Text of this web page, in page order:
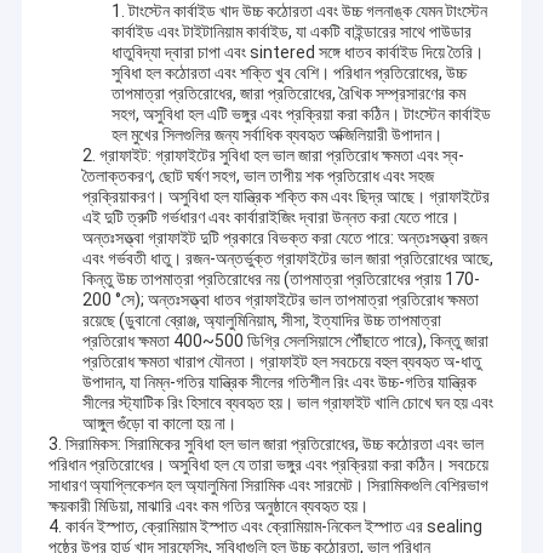
1. টাংস্টেন কার্বাইড খাদ উচ্চ কঠোরতা এবং উচ্চ গলনাঙ্ক যেমন টাংস্টেন
কার্বাইড এবং টাইটানিয়াম কার্বাইড, যা একটি বাইন্ডারের সাথে পাউডার
ধাতুবিদ্যা দ্বারা চাপা এবং sintered সঙ্গে ধাতব কার্বাইড দিয়ে তৈরি।
সুবিধা হল কঠোরতা এবং শক্তি খুব বেশি। পরিধান প্রতিরোধের, উচ্চ
তাপমাত্রা প্রতিরোধের, জারা প্রতিরোধের, রৈখিক সম্প্রসারণের কম
সহগ, অসুবিধা হল এটি ভঙ্গুর এবং প্রক্রিয়া করা কঠিন। টাংস্টেন কার্বাইড
হল মুখের সিলগুলির জন্য সর্বাধিক ব্যবহৃত অক্জিলিয়ারী উপাদান।
2. গ্রাফাইট: গ্রাফাইটের সুবিধা হল ভাল জারা প্রতিরোধ ক্ষমতা এবং স্ব-
তৈলাক্তকরণ, ছোট ঘর্ষণ সহগ, ভাল তাপীয় শক প্রতিরোধ এবং সহজ
প্রক্রিয়াকরণ। অসুবিধা হল যান্ত্রিক শক্তি কম এবং ছিদ্র আছে। গ্রাফাইটের
এই দুটি ত্রুটি গর্ভধারণ এবং কার্বারাইজিং দ্বারা উন্নত করা যেতে পারে।
অন্তঃসত্ত্বা গ্রাফাইট দুটি প্রকারে বিভক্ত করা যেতে পারে: অন্তঃসত্ত্বা রজন
এবং গর্ভবতী ধাতু। রজন-অন্তর্ভুক্ত গ্রাফাইটের ভাল জারা প্রতিরোধের আছে,
কিন্তু উচ্চ তাপমাত্রা প্রতিরোধের নয় (তাপমাত্রা প্রতিরোধের প্রায় 170-
200 °সে); অন্তঃসত্ত্বা ধাতব গ্রাফাইটের ভাল তাপমাত্রা প্রতিরোধ ক্ষমতা
রয়েছে (ডুবানো ব্রোঞ্জ, অ্যালুমিনিয়াম, সীসা, ইত্যাদির উচ্চ তাপমাত্রা
প্রতিরোধ ক্ষমতা 400~500 ডিগ্রি সেলসিয়াসে পৌঁছাতে পারে), কিন্তু জারা
প্রতিরোধ ক্ষমতা খারাপ যৌনতা। গ্রাফাইট হল সবচেয়ে বহুল ব্যবহৃত অ-ধাতু
উপাদান, যা নিম্ন-গতির যান্ত্রিক সীলের গতিশীল রিং এবং উচ্চ-গতির যান্ত্রিক
সীলের স্ট্যাটিক রিং হিসাবে ব্যবহৃত হয়। ভাল গ্রাফাইট খালি চোখে ঘন হয় এবং
আঙ্গুল গুঁড়ো বা কালো হয় না।
3. সিরামিকস: সিরামিকের সুবিধা হল ভাল জারা প্রতিরোধের, উচ্চ কঠোরতা এবং ভাল
পরিধান প্রতিরোধের। অসুবিধা হল যে তারা ভঙ্গুর এবং প্রক্রিয়া করা কঠিন। সবচেয়ে
সাধারণ অ্যাপ্লিকেশন হল অ্যালুমিনা সিরামিক এবং সারমেট। সিরামিকগুলি বেশিরভাগ
ক্ষয়কারী মিডিয়া, মাঝারি এবং কম গতির অনুষ্ঠানে ব্যবহৃত হয়।
4. কার্বন ইস্পাত, ক্রোমিয়াম ইস্পাত এবং ক্রোমিয়াম-নিকেল ইস্পাত এর sealing
পৃষ্ঠের উপর হার্ড খাদ সারফেসিং, সুবিধাগুলি হল উচ্চ কঠোরতা, ভাল পরিধান